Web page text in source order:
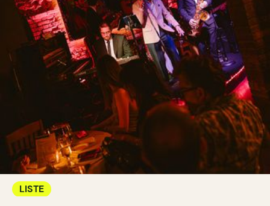
LISTE